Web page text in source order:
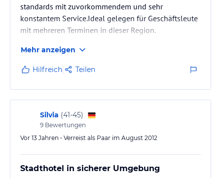
standards mit zuvorkommendem und sehr
konstantem Service.Ideal gelegen für Geschäftsleute
mit mehreren Terminen in dieser Region.
OK, Personal aufmerksam. Alles sauber und sicher.
Jederzeit wieder...
Mehr anzeigen
Hilfreich Teilen
Silvia (41-45)
9 Bewertungen
Vor 13 Jahren • Verreist als Paar im August 2012
Stadthotel in sicherer Umgebung